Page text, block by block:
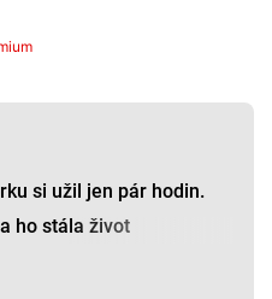
si užil jen pár hodin.
ho stála život